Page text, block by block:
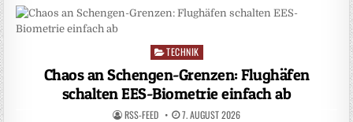
Posted
TECHNIK
Chaos an Schengen-Grenzen: Flughäfen
schalten EES-Biometrie einfach ab
RSS-FEED 7. AUGUST 2026